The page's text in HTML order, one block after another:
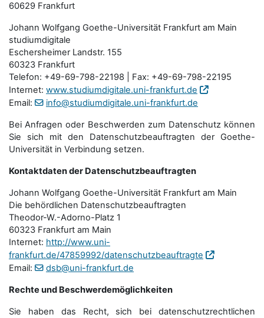
60629 Frankfurt
Johann Wolfgang Goethe-Universität Frankfurt am Main
studiumdigitale
Eschersheimer Landstr. 155
60323 Frankfurt
Telefon: +49-69-798-22198 | Fax: +49-69-798-22195
Internet: www.studiumdigitale.uni-frankfurt.de
Email:
info@studiumdigitale.uni-frankfurt.de
Bei Anfragen oder Beschwerden zum Datenschutz können
Sie sich mit den Datenschutz­beauftragten der Goethe-
Universität in Verbindung setzen.
Kontaktdaten der Datenschutzbeauftragten
Johann Wolfgang Goethe-Universität Frankfurt am Main
Die behördlichen Datenschutzbeauftragten
Theodor-W.-Adorno-Platz 1
60323 Frankfurt am Main
Internet: http://www.uni-
frankfurt.de/47859992/datenschutzbeauftragte
Email:
dsb@uni-frankfurt.de
Rechte und Beschwerdemöglichkeiten
Sie haben das Recht, sich bei datenschutzrechtlichen